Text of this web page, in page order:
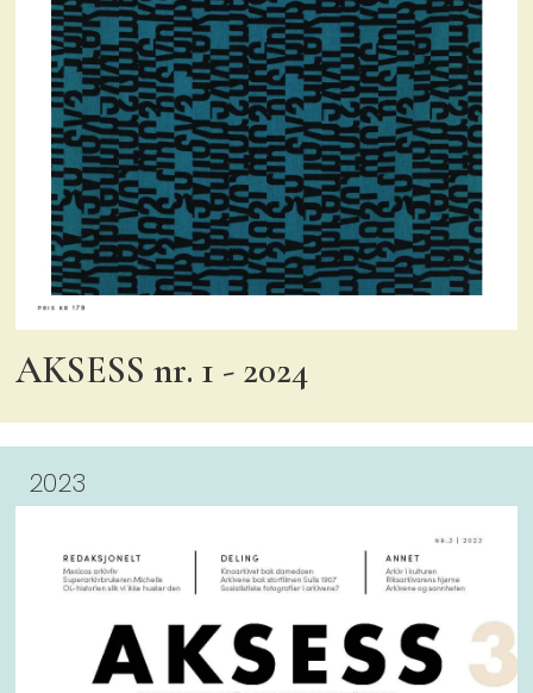
AKSESS nr. 1 - 2024
2023